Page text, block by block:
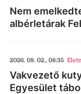
Nem
albérletárak
2026. 08. 02., 08:35
Vakvezető
Egyesület